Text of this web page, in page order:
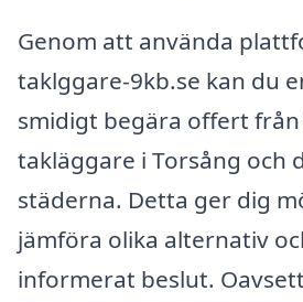
Genom att använda
taklggare-9kb.se kan du
smidigt begära offert
takläggare i Torsång och
städerna. Detta ger dig
jämföra olika alternativ
informerat beslut.